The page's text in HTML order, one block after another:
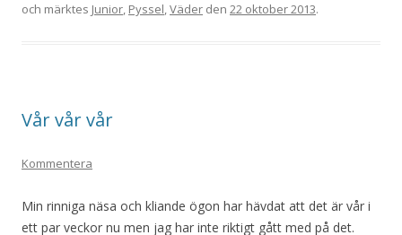
och märktes Junior, Pyssel,Väder den 22 oktober 2013.
Vår vår vår
Kommentera
Min rinniga näsa och kliande ögon har hävdat att det är vår i
ett par veckor nu men jag har inte riktigt gått med på det.